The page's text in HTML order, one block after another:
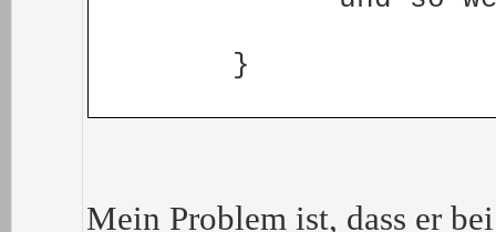
}
Mein Problem ist, dass er